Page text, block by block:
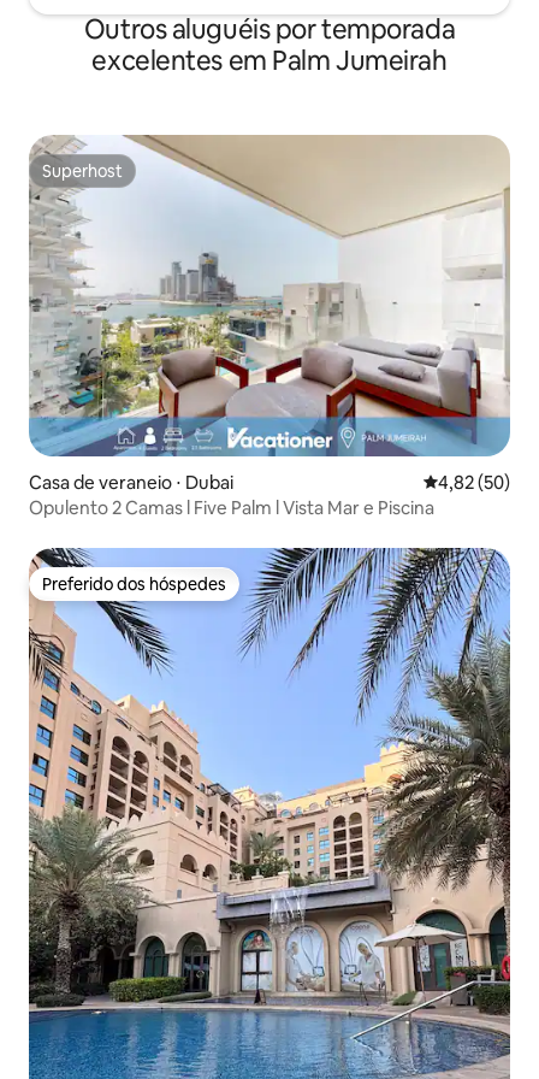
Outros aluguéis por temporada
excelentes em Palm Jumeirah
Superhost
Superhost
Casa de veraneio ⋅ Dubai 4,82 de uma
4,82 (50)
Opulento 2 Camas l Five Palm l Vista Mar e Piscina
Preferido dos hóspedes
Preferido dos hóspedes